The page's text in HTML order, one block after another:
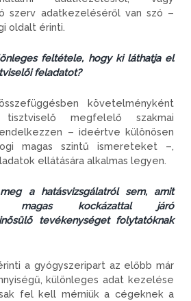
szerv adatkezeléséről van szó –
oldalt érinti.
feltétele, hogy ki láthatja el
feladatot?
követelményként
megfelelő szakmai
– ideértve különösen
magas szintű ismereteket –,
ellátására alkalmas legyen.
a hatásvizsgálatról sem, amit
magas kockázattal járó
tevékenységet folytatóknak
a gyógyszeripart az előbb már
különleges adat kezelése
fel kell mérniük a cégeknek a